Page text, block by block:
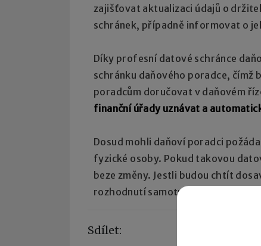
zajišťovat aktualizaci údajů o
schránek, případně informovat o
Díky profesní datové schránce
schránku daňového poradce, čímž
poradcům doručovat v daňovém
finanční úřady uznávat a
Dosud mohli daňoví poradci
fyzické osoby. Pokud takovou
beze změny. Jestli budou chtít
rozhodnutí samotných držitelů
Sdílet: